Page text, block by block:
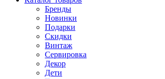
Бренды
Новинки
Подарки
Скидки
Винтаж
Сервировка
Декор
Дети